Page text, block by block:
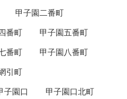
甲子園二番町
番町
甲子園五番町
番町
甲子園八番町
引町
子園口
甲子園口北町